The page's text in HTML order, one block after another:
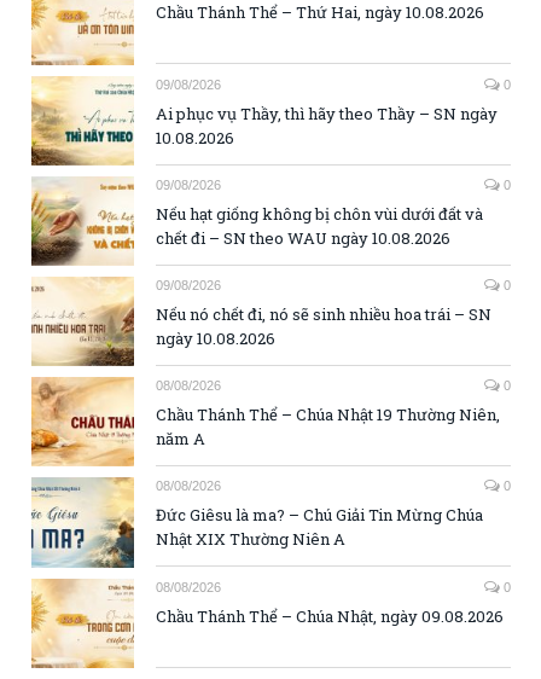
Chầu Thánh Thể – Thứ Hai, ngày 10.08.2026
09/08/2026 0
Ai phục vụ Thầy, thì hãy theo Thầy – SN ngày
10.08.2026
09/08/2026 0
Nếu hạt giống không bị chôn vùi dưới đất và
chết đi – SN theo WAU ngày 10.08.2026
09/08/2026 0
Nếu nó chết đi, nó sẽ sinh nhiều hoa trái – SN
ngày 10.08.2026
08/08/2026 0
Chầu Thánh Thể – Chúa Nhật 19 Thường Niên,
năm A
08/08/2026 0
Đức Giêsu là ma? – Chú Giải Tin Mừng Chúa
Nhật XIX Thường Niên A
08/08/2026 0
Chầu Thánh Thể – Chúa Nhật, ngày 09.08.2026